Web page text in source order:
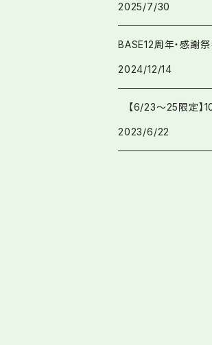
2025/7/30
BASE12周年・感謝祭
2024/12/14
【6/23〜25限定】
2023/6/22